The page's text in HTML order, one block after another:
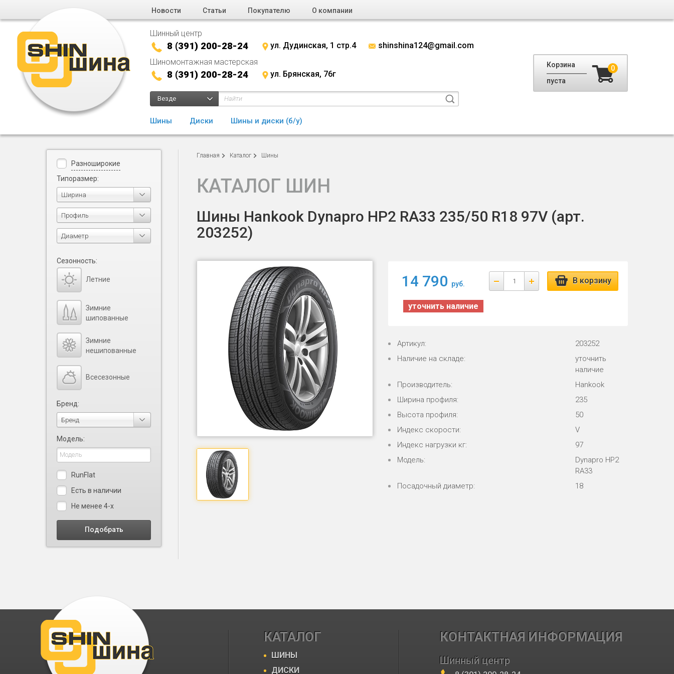
Новости Статьи Покупателю О компании
Шинный центр
8 (391) 200-28-24 ул. Дудинская, 1 стр.4
shinshina124@gmail.com
Шиномонтажная мастерская
8 (391) 200-28-24 ул. Брянская, 76г
Везде
Шины Диски Шины и диски (б/у)
Корзина
пуста
0
Главная Каталог Шины
КАТАЛОГ ШИН
Шины Hankook Dynapro HP2 RA33 235/50 R18 97V (арт.
203252)
14 790 руб. В корзину
уточнить наличие
Артикул:
203252
Наличие на складе:
уточнить
наличие
Производитель:
Hankook
Ширина профиля:
235
Высота профиля:
50
Индекс скорости:
V
Индекс нагрузки кг:
97
Модель:
Dynapro HP2
RA33
Посадочный диаметр:
18
Разноширокие
Типоразмер:
Ширина
Профиль
Диаметр
Сезонность:
Летние
Зимние
шипованные
Зимние
нешипованные
Всесезонные
Бренд:
Бренд
Модель:
RunFlat
Есть в наличии
Не менее 4-х
КАТАЛОГ
ШИНЫ
ДИСКИ
КОНТАКТНАЯ ИНФОРМАЦИЯ
Шинный центр